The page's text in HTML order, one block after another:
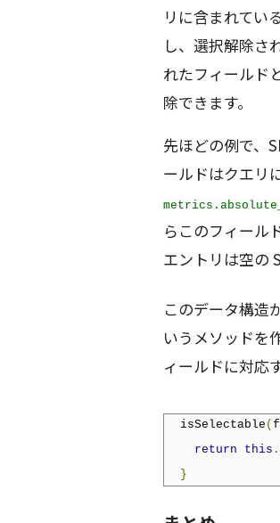
リに含まれてい
し、選択解除さ
れたフィールド
除できます。
先ほどの例で、
ールドはクエリ
らこのフィール
エントリは空の
このデータ構造
いうメソッドを
ィールドに対応
  isSelectable
(
return
this .
}